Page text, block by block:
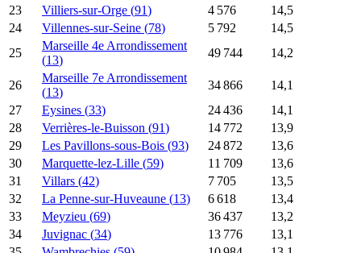
23
Villiers-sur-Orge (91) 4 576
14,5
24
Villennes-sur-Seine (78) 5 792
14,5
25
Marseille 4e Arrondissement
(13)
49 744 14,2
26
Marseille 7e Arrondissement
(13)
34 866
14,1
27
Eysines (33) 24 436
14,1
28
Verrières-le-Buisson (91) 14 772
13,9
29
Les Pavillons-sous-Bois (93) 24 872
13,6
30
Marquette-lez-Lille (59) 11 709
13,6
31
Villars (42) 7 705
13,5
32
La Penne-sur-Huveaune (13) 6 618
13,4
33
Meyzieu (69) 36 437
13,2
34
Juvignac (34) 13 776
13,1